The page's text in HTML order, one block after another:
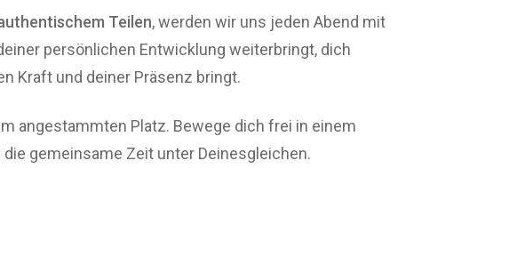
Teilen, werden wir uns jeden Abend mit
persönlichen Entwicklung weiterbringt, dich
Kraft und deiner Präsenz bringt.
angestammten Platz. Bewege dich frei in einem
gemeinsame Zeit unter Deinesgleichen.